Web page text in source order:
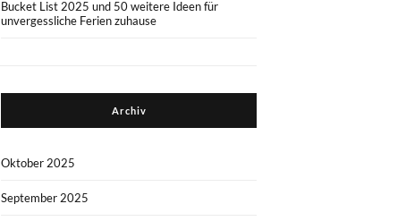
Bucket List 2025 und 50 weitere Ideen für
unvergessliche Ferien zuhause
Archiv
Oktober 2025
September 2025